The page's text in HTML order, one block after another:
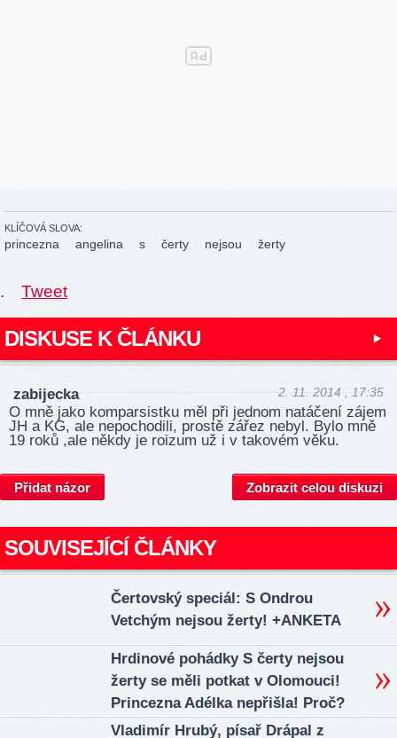
KLÍČOVÁ SLOVA:
princezna angelina s čerty nejsou žerty
. Tweet
DISKUSE K ČLÁNKU
zabijecka 2. 11. 2014 , 17:35
O mně jako komparsistku měl při jednom natáčení zájem
JH a KG, ale nepochodili, prostě zářez nebyl. Bylo mně
19 roků ,ale někdy je roizum už i v takovém věku.
Přidat názor Zobrazit celou diskuzi
SOUVISEJÍCÍ ČLÁNKY
Čertovský speciál: S Ondrou
Vetchým nejsou žerty! +ANKETA
Hrdinové pohádky S čerty nejsou
žerty se měli potkat v Olomouci!
Princezna Adélka nepřišla! Proč?
Vladimír Hrubý, písař Drápal z